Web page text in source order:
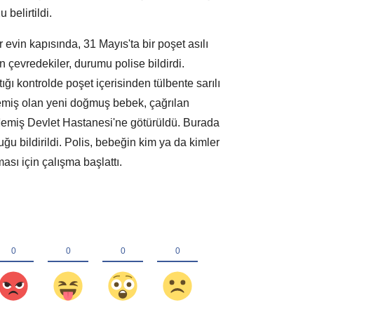
belirtildi.
kapısında, 31 Mayıs'ta bir poşet asılı
çevredekiler, durumu polise bildirdi.
kontrolde poşet içerisinden tülbente sarılı
olan yeni doğmuş bebek, çağrılan
Devlet Hastanesi'ne götürüldü. Burada
bildirildi. Polis, bebeğin kim ya da kimler
için çalışma başlattı.